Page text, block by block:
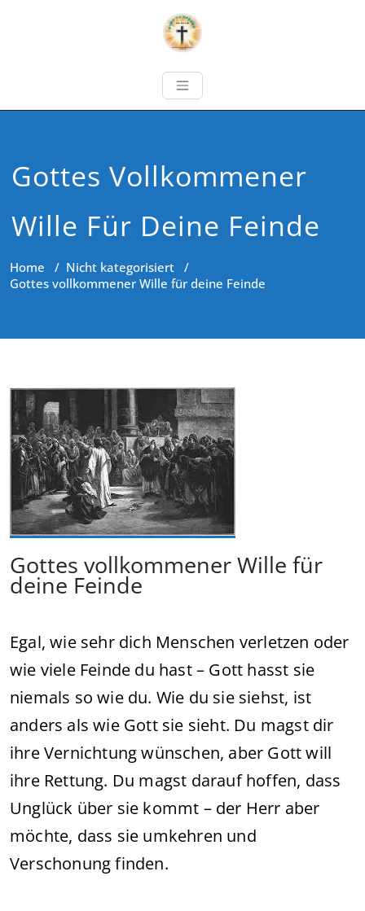
Gottes Vollkommener
Wille Für Deine Feinde
Home / Nicht kategorisiert /
Gottes vollkommener Wille für deine Feinde
Gottes vollkommener Wille für
deine Feinde
Egal, wie sehr dich Menschen verletzen oder
wie viele Feinde du hast – Gott hasst sie
niemals so wie du. Wie du sie siehst, ist
anders als wie Gott sie sieht. Du magst dir
ihre Vernichtung wünschen, aber Gott will
ihre Rettung. Du magst darauf hoffen, dass
Unglück über sie kommt – der Herr aber
möchte, dass sie umkehren und
Verschonung finden.